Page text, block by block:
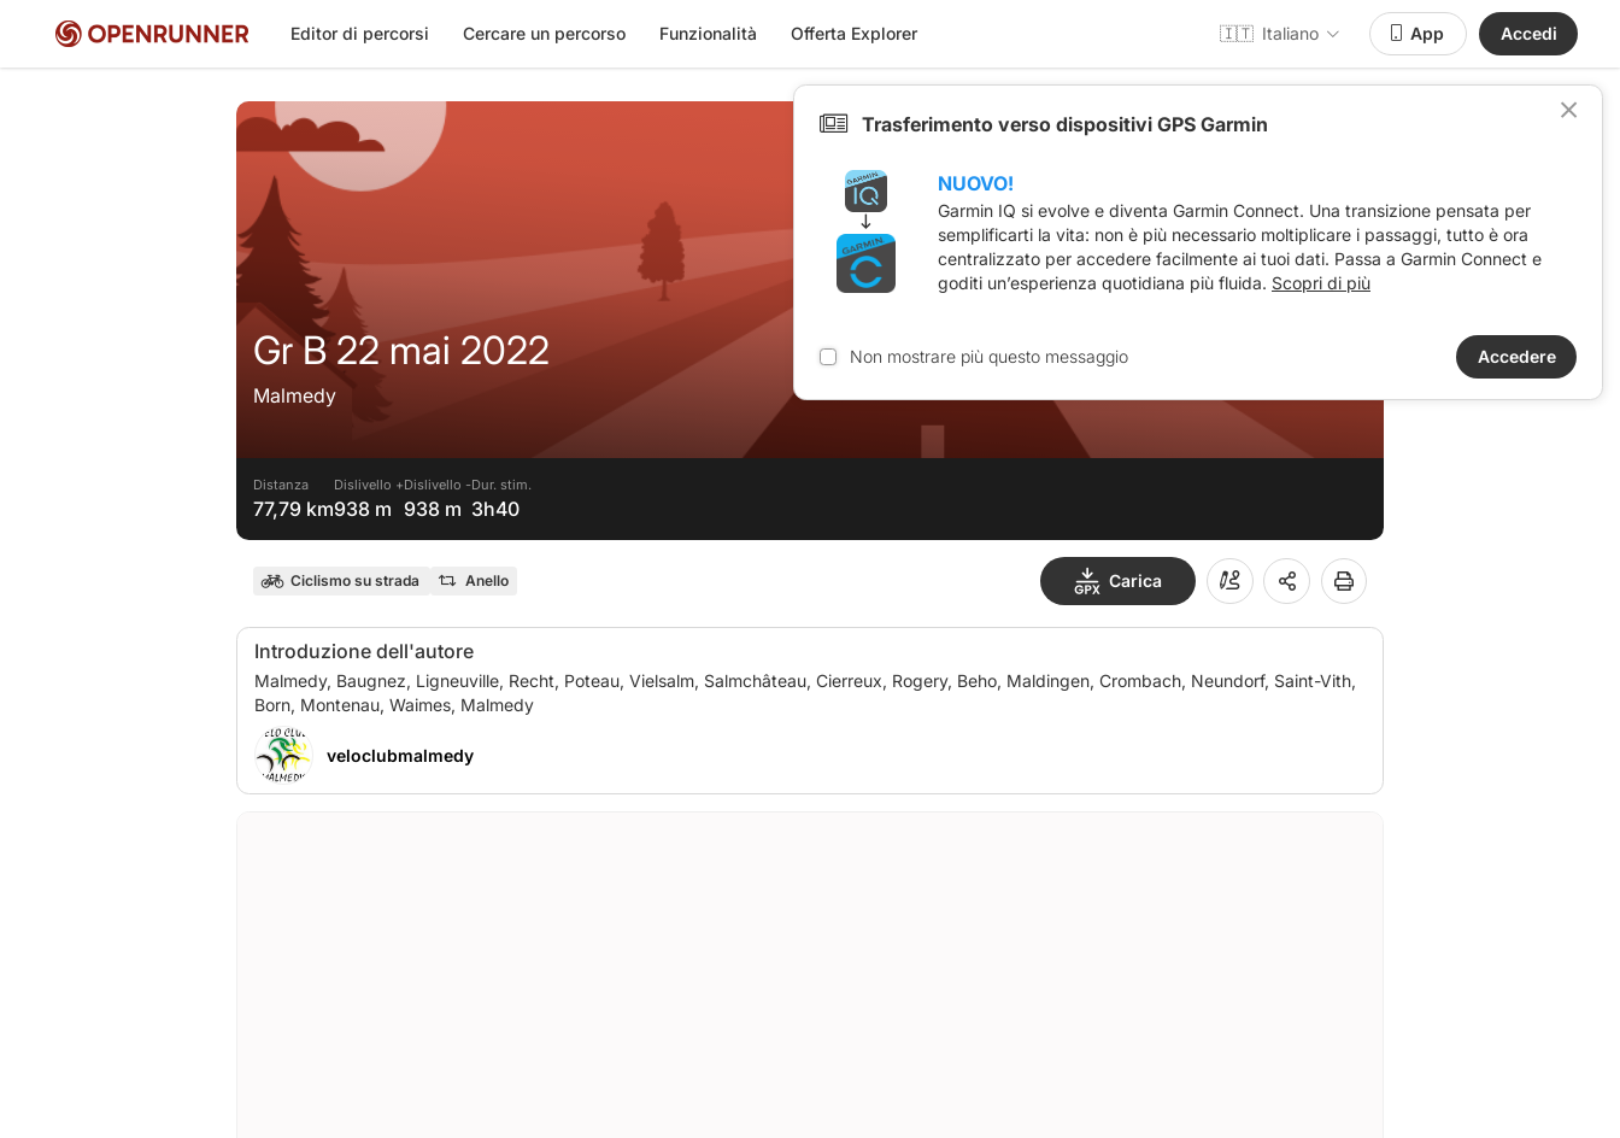
Editor di percorsi Cercare un percorso Funzionalità Offerta Explorer 🇮🇹 Italiano App Accedi
Gr B 22 mai 2022
Malmedy
Distanza
77,79 km
Dislivello +
938 m
Dislivello -
938 m
Dur. stim.
3h40
Ciclismo su strada Anello Carica
Introduzione dell'autore
Malmedy, Baugnez, Ligneuville, Recht, Poteau, Vielsalm, Salmchâteau, Cierreux, Rogery, Beho, Maldingen, Crombach, Neundorf, Saint-Vith,
veloclubmalmedy
Trasferimento verso dispositivi GPS Garmin
NUOVO!
Garmin IQ si evolve e diventa Garmin Connect. Una transizione pensata per
semplificarti la vita: non è più necessario moltiplicare i passaggi, tutto è ora
centralizzato per accedere facilmente ai tuoi dati. Passa a Garmin Connect e
goditi un’esperienza quotidiana più fluida. Scopri di più
Non mostrare più questo messaggio Accedere